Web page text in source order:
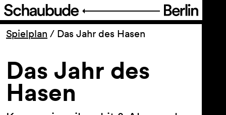
Programm
Ticket
Barrierefreiheit
Spielplan / Das Jahr des Hasen
Das Jahr des
Hasen